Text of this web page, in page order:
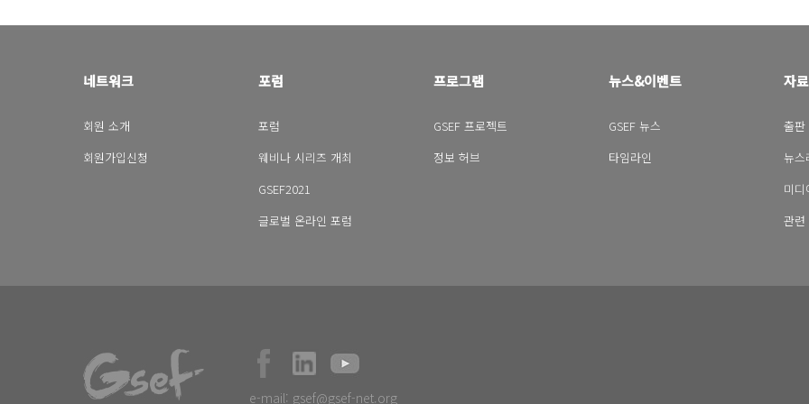
네트워크
회원 소개
회원가입신청
포럼
포럼
웨비나 시리즈 개최
GSEF2021
글로벌 온라인 포럼
프로그램
GSEF 프로젝트
정보 허브
뉴스&이벤트
GSEF 뉴스
타임라인
자
출판
뉴스
미디
관련
e-mail: gsef@gsef-net.org